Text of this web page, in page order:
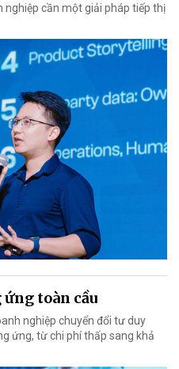
nghiệp cần một giải pháp tiếp thị
ứng toàn cầu
nghiệp chuyển đổi tư duy
ứng, từ chi phí thấp sang khả